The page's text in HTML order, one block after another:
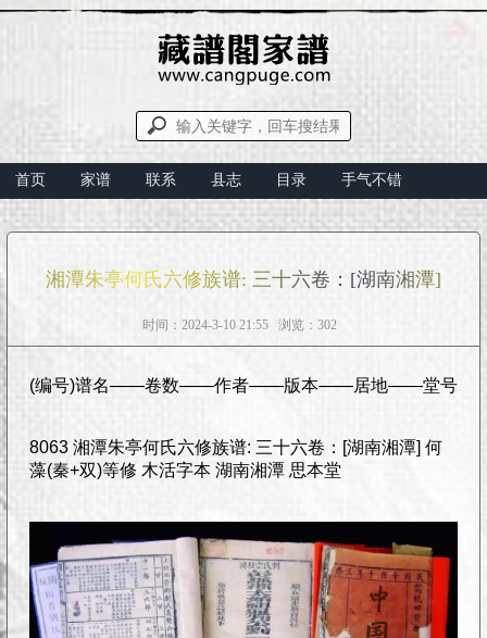
首页 家谱 联系 县志 目录 手气不错
湘潭朱亭何氏六修族谱: 三十六卷：[湖南湘潭]
时间：2024-3-10 21:55 浏览：302
(编号)谱名——卷数——作者——版本——居地——堂号
8063 湘潭朱亭何氏六修族谱: 三十六卷：[湖南湘潭] 何
藻(秦+双)等修 木活字本 湖南湘潭 思本堂